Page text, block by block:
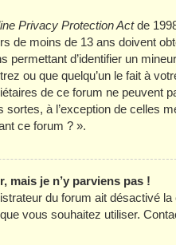
Privacy Protection Actde
de moins de 13 ans doivent
permettant d’identifier un
ou que quelqu’un le fait à
de ce forum ne peuvent
sortes, à l’exception de celles
ce forum ? ».
mais je n’y parviens pas !
du forum ait désactivé
vous souhaitez utiliser.